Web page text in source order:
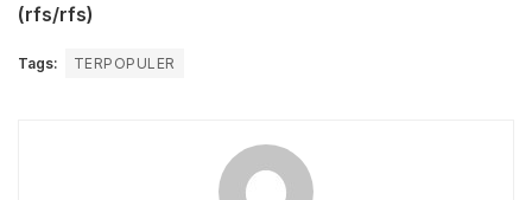
(rfs/rfs)
Tags: TERPOPULER